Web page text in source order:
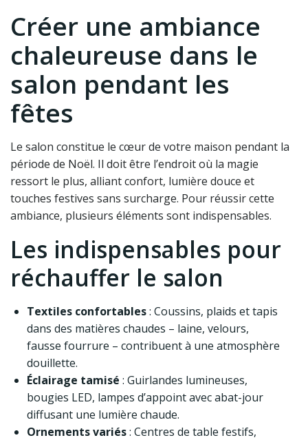
Créer une ambiance
chaleureuse dans le
salon pendant les
fêtes
Le salon constitue le cœur de votre maison pendant la
période de Noël. Il doit être l’endroit où la magie
ressort le plus, alliant confort, lumière douce et
touches festives sans surcharge. Pour réussir cette
ambiance, plusieurs éléments sont indispensables.
Les indispensables pour
réchauffer le salon
Textiles confortables: Coussins, plaids et tapis
dans des matières chaudes – laine, velours,
fausse fourrure – contribuent à une atmosphère
douillette.
Éclairage tamisé : Guirlandes lumineuses,
bougies LED, lampes d’appoint avec abat-jour
diffusant une lumière chaude.
Ornements variés: Centres de table festifs,